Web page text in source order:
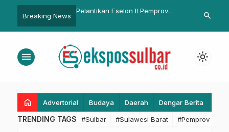
Breaking News
Khidmat di
Tak Mendukung
Pelantikan Eselon II Pemprov
Gubernur SDK Soroti Lambannya
Perkuat
Dukung
search
menu light_mode
home Advertorial Budaya Daerah Dengar Berita
TRENDING TAGS #Sulbar #Sulawesi Barat #Pemprov